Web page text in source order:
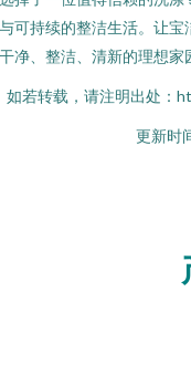
可持续的整洁生活。让
净、整洁、清新的理想家
如若转载，请注明出处：
更新时